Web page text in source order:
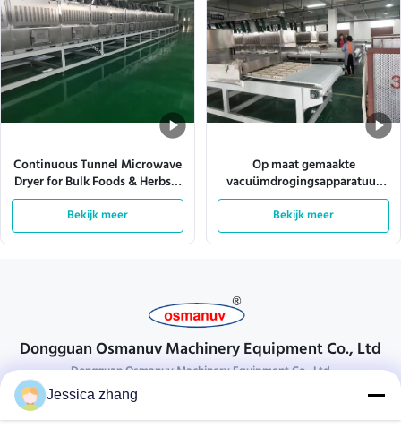
Continuous Tunnel Microwave
Dryer for Bulk Foods & Herbs –
Customizable Power (12-
200kW) & Conveyor Speed
Bekijk meer
Op maat gemaakte
vacuümdrogingsapparatuur
van roestvrij staal voor
optimale prestaties
Bekijk meer
Dongguan Osmanuv Machinery Equipment Co., Ltd
Dongguan Osmanuv Machinery Equipment Co., Ltd
Neem contact op.
Jessica zhang